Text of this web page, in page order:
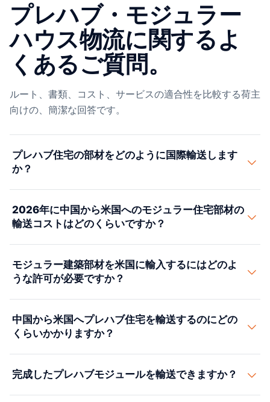
プレハブ・モジュラー
ハウス物流に関するよ
くあるご質問。
ルート、書類、コスト、サービスの適合性を比較する荷主
向けの、簡潔な回答です。
プレハブ住宅の部材をどのように国際輸送します
か？
で輸送されます。パネル部材（フラットパックの壁パネ
ル、床セット、屋根フレーム）は、多くの場合40フィー
トハイキューブまたはオープントップコンテナに収まり
ます。幅2.5mを超える完全な室内モジュール（バスポッ
ド、キッチンセット）は、フラットラックコンテナまた
物在来船を必要とします。当社のパートナーネットワー
クは、適切な船種を選び、大型貨物向けの港湾許可を手
配し、仕向地で護衛トラックとクレーンを手配します。
2026年に中国から米国へのモジュラー住宅部材の
輸送コストはどのくらいですか？
の2026年コストレンジです。パネル部材（壁、什器、金
物）の40' HQコンテナ1本：海上運賃$3,500-$6,500、
加えて通関・内陸に$800-$2,000。フラットラック上の
完全なバスまたはキッチンモジュール1台：海上
$5,000-$9,000、加えて許可費用。マルチモジュール住
テナによる単一モジュールADU：$4,000-$7,500。メキ
シコ調達のプレハブ（越境トラック経由）：
モジュラー建築部材を米国に輸入するにはどのよ
うな許可が必要ですか？
められます。第一に、完全なHSコードを記載したインボ
イスとパッキングリスト。すなわち、プレハブ建築物に
は第9406章、CLT木製パネルには第44章、鋼製フレー
ム部材には第73章です。第二に、該当する場合は在来ま
中国から米国へプレハブ住宅を輸送するのにどの
くらいかかりますか？
くの場合ドアツードアで35-55日かかります。内訳：工
場での積み込みと出荷前点検に3-7日、中国の工場から
完成したプレハブモジュールを輸送できますか？